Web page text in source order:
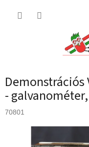
Demonstrációs
-
70801